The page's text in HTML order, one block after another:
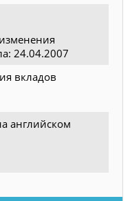
24.04.2007
вкладов
английском